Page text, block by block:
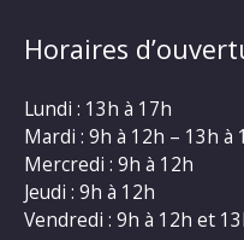
Horaires
Lundi : 13h à 17h
Mardi : 9h à 12h – 13h à
Mercredi : 9h à 12h
Jeudi : 9h à 12h
Vendredi : 9h à 12h et